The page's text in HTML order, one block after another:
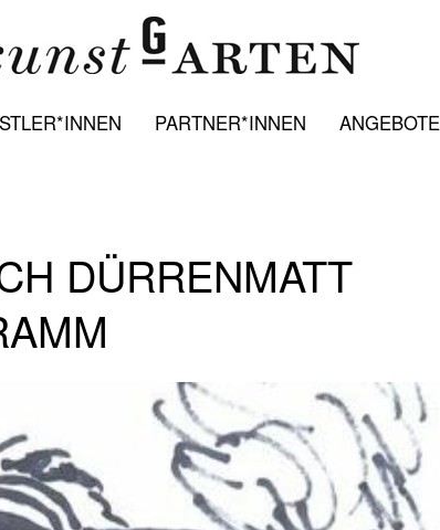
PARTNER*INNEN
DÜRRENMATT